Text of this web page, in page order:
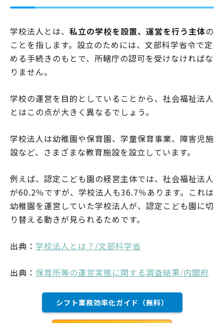
学校法人とは、 私立の学校を設置、運営を行う主体の
ことを指します。設立のためには、文部科学省令で定
める手続きのもとで、所轄庁の認可を受けなければな
りません。
学校の運営を目的としていることから、社会福祉法人
とはこの点が大きく異なるでしょう。
学校法人は幼稚園や保育園、学童保育事業、障害児施
設など、さまざまな教育施設を設立しています。
例えば、認定こども園の経営主体では、社会福祉法人
が60.2％ですが、学校法人も36.7％あります。これは
幼稚園を運営していた学校法人が、認定こども園に切
り替える動きが見られるためです。
出典： 学校法人とは？/文部科学省
出典： 保育所等の運営実態に関する調査結果/内閣府
シフト業務効率化ガイド（無料）